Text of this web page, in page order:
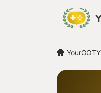
YourGOTY